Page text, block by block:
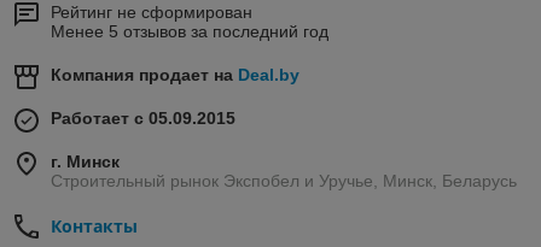
Рейтинг не сформирован
Менее 5 отзывов за последний год
Компания продает на Deal.by
Работает с 05.09.2015
г. Минск
Строительный рынок Экспобел и Уручье, Минск, Беларусь
Контакты